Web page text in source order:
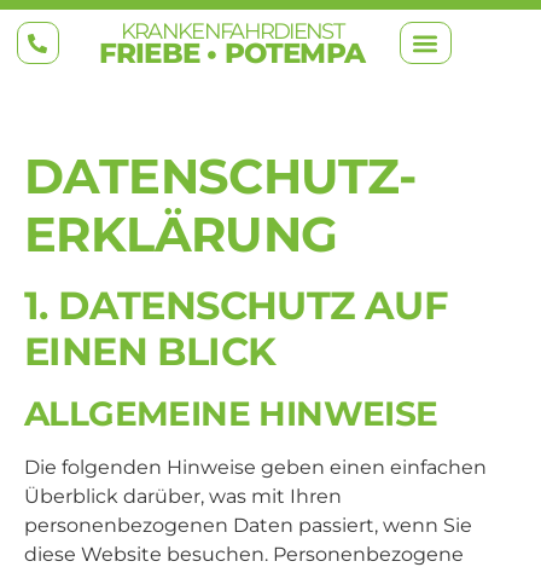
KRANKENFAHRDIENST
FRIEBE • POTEMPA
DATENSCHUTZ­
ERKLÄRUNG
1. DATENSCHUTZ AUF
EINEN BLICK
ALLGEMEINE HINWEISE
Die folgenden Hinweise geben einen einfachen
Überblick darüber, was mit Ihren
personenbezogenen Daten passiert, wenn Sie
diese Website besuchen. Personenbezogene